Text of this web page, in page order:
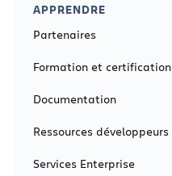
APPRENDRE
Partenaires
Formation et certification
Documentation
Ressources développeurs
Services Enterprise